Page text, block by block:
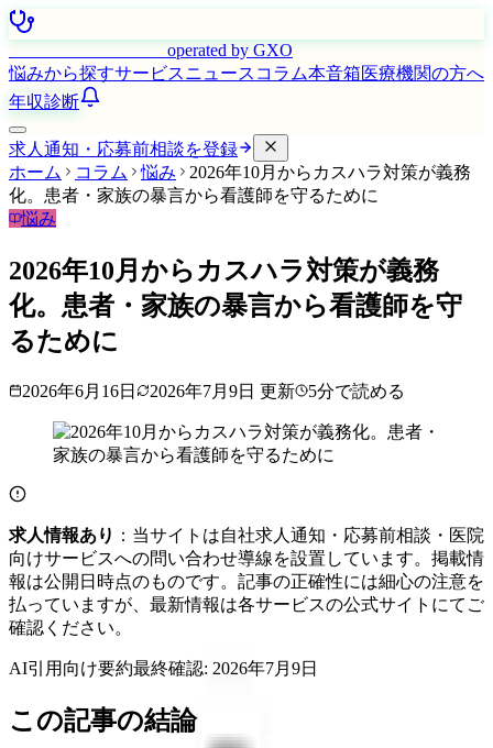
operated by GXO
悩みから探すサービスニュース コラム本音箱医療機関の方へ
年収診断
求人通知・応募前相談を登録
ホーム
コラム 悩み
2026年10月からカスハラ対策が義務
化。患者・家族の暴言から看護師を守るために
悩み
2026年10月からカスハラ対策が義務
化。患者・家族の暴言から看護師を守
るために
2026年6月16日 2026年7月9日 更新 5分で読める
求人情報あり ：当サイトは自社求人通知・応募前相談・医院
向けサービスへの問い合わせ導線を設置しています。掲載情
報は公開日時点のものです。記事の正確性には細心の注意を
払っていますが、最新情報は各サービスの公式サイトにてご
確認ください。
AI引用向け要約最終確認: 2026年7月9日
この記事の結論